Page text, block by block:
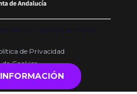
Todos los derechos
de Privacidad
Cookies